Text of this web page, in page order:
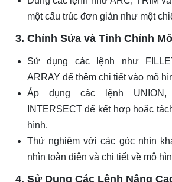
một cấu trúc đơn giản như một
3. Chỉnh Sửa và Tinh Chỉnh
Sử dụng các lệnh như
ARRAY để thêm chi tiết vào mô
Áp dụng các lệnh UNION,
INTERSECT để kết hợp hoặc
hình.
Thử nghiệm với các góc nhìn
nhìn toàn diện và chi tiết về mô
4. Sử Dụng Các Lệnh Nâng